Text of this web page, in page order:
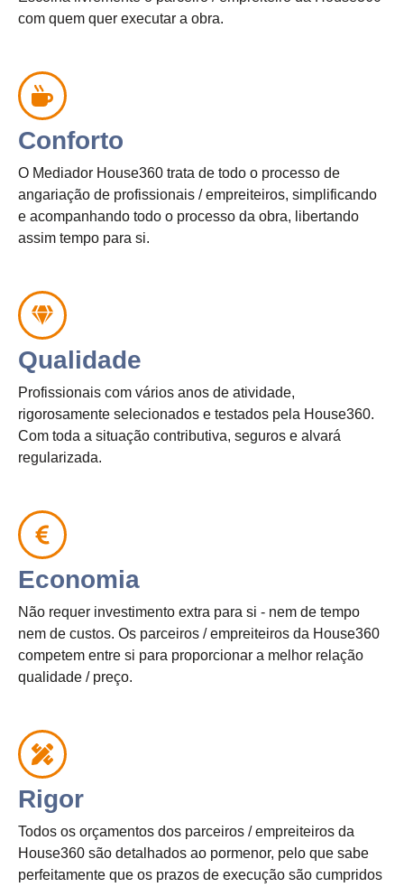
com quem quer executar a obra.
Conforto
O Mediador House360 trata de todo o processo de
angariação de profissionais / empreiteiros, simplificando
e acompanhando todo o processo da obra, libertando
assim tempo para si.
Qualidade
Profissionais com vários anos de atividade,
rigorosamente selecionados e testados pela House360.
Com toda a situação contributiva, seguros e alvará
regularizada.
Economia
Não requer investimento extra para si - nem de tempo
nem de custos. Os parceiros / empreiteiros da House360
competem entre si para proporcionar a melhor relação
qualidade / preço.
Rigor
Todos os orçamentos dos parceiros / empreiteiros da
House360 são detalhados ao pormenor, pelo que sabe
perfeitamente que os prazos de execução são cumpridos